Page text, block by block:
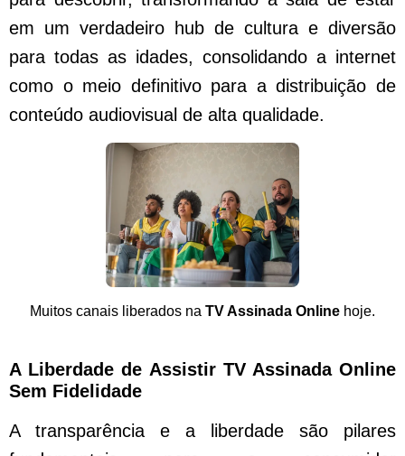
em um verdadeiro hub de cultura e diversão
para todas as idades, consolidando a internet
como o meio definitivo para a distribuição de
conteúdo audiovisual de alta qualidade.
Muitos canais liberados na TV Assinada Online hoje.
A Liberdade de Assistir TV Assinada Online
Sem Fidelidade
A transparência e a liberdade são pilares